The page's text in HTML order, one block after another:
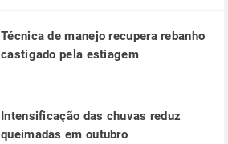
Técnica de manejo recupera rebanho
castigado pela estiagem
Intensificação das chuvas reduz
queimadas em outubro